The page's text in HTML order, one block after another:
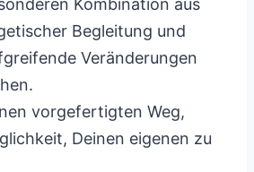
Kombination aus
Begleitung und
Veränderungen
vorgefertigten Weg,
Deinen eigenen zu